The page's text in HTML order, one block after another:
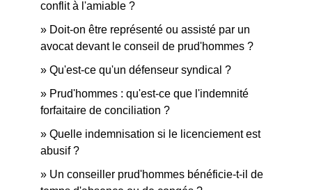
conflit à l'amiable ?
Doit-on être représenté ou assisté par un
avocat devant le conseil de prud'hommes ?
Qu'est-ce qu'un défenseur syndical ?
Prud'hommes : qu'est-ce que l'indemnité
forfaitaire de conciliation ?
Quelle indemnisation si le licenciement est
abusif ?
Un conseiller prud'hommes bénéficie-t-il de